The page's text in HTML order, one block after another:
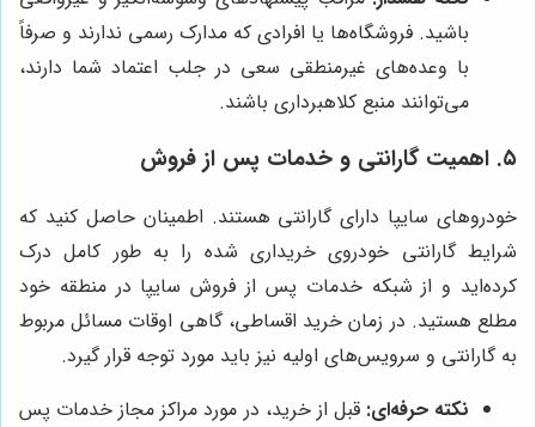
باشید. فروشگاه‌ها یا افرادی که مدارک رسمی ندارند و صرفاً
با وعده‌های غیرمنطقی سعی در جلب اعتماد شما دارند،
می‌توانند منبع کلاهبرداری باشند.
۵. اهمیت گارانتی و خدمات پس از فروش
خودروهای سایپا دارای گارانتی هستند. اطمینان حاصل کنید که
شرایط گارانتی خودروی خریداری شده را به طور کامل درک
کرده‌اید و از شبکه خدمات پس از فروش سایپا در منطقه خود
مطلع هستید. در زمان خرید اقساطی، گاهی اوقات مسائل مربوط
به گارانتی و سرویس‌های اولیه نیز باید مورد توجه قرار گیرد.
نکته حرفه‌ای: قبل از خرید، در مورد مراکز مجاز خدمات پس